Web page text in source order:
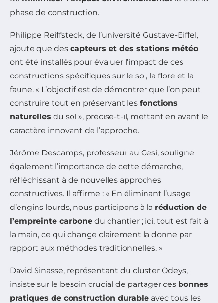
phase de construction.
Philippe Reiffsteck, de l’université Gustave-Eiffel,
ajoute que des capteurs et des stations météo
ont été installés pour évaluer l’impact de ces
constructions spécifiques sur le sol, la flore et la
faune. « L’objectif est de démontrer que l’on peut
construire tout en préservant les fonctions
naturelles du sol », précise-t-il, mettant en avant le
caractère innovant de l’approche.
Jérôme Descamps, professeur au Cesi, souligne
également l’importance de cette démarche,
réfléchissant à de nouvelles approches
constructives. Il affirme : « En éliminant l’usage
d’engins lourds, nous participons à la réduction de
l’empreinte carbone du chantier ; ici, tout est fait à
la main, ce qui change clairement la donne par
rapport aux méthodes traditionnelles. »
David Sinasse, représentant du cluster Odeys,
insiste sur le besoin crucial de partager ces bonnes
pratiques de construction durable avec tous les